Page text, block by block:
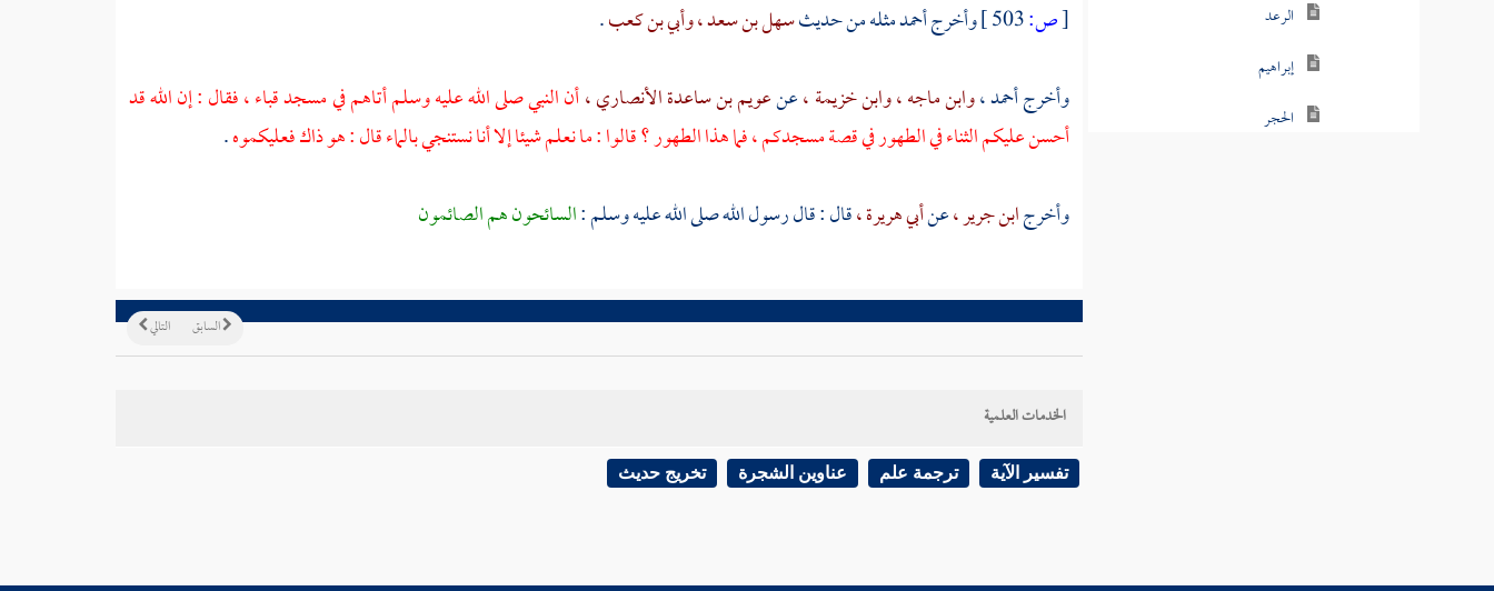
الرعد
إبراهيم
الحجر
[ص: وأخرجأحمدمثله من حديثسهل بن سعد ،وأبي بن كعب.
وأخرجأحمد ،وابن ماجه ،وابن خزيمة ،عنعويم بن ساعدة الأنصاري ،أن النبي صلى الله عليه وسلم أتاهم فيمسجد قباء ،فقال : إن الله قد
أحسن عليكم الثناء في الطهور في قصة مسجدكم ، فما هذا الطهور ؟ قالوا : ما نعلم شيئا إلا أنا نستنجي بالماء قال : هو ذاك فعليكموه.
وأخرجابن جرير ،عنأبي هريرة ،قال : قال رسول الله صلى الله عليه وسلم :السائحون هم الصائمون
التالي السابق
الخدمات العلمية
تفسير الآية ترجمة علم عناوين الشجرة تخريج حديث